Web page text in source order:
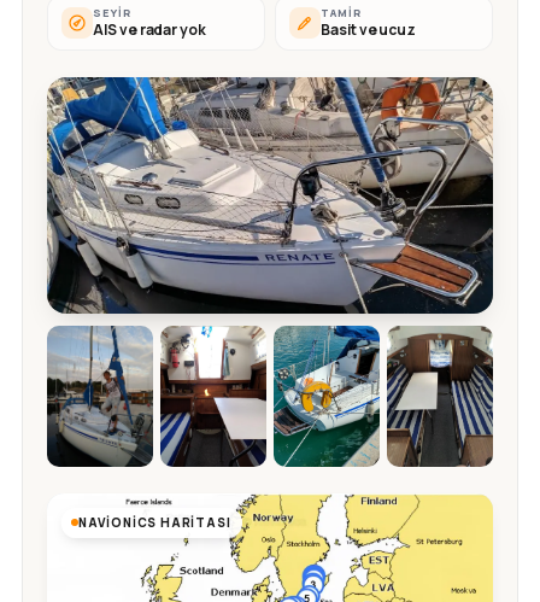
SEYIR
AIS ve radar yok
TAMIR
Basit ve ucuz
NAVIONICS HARITASI